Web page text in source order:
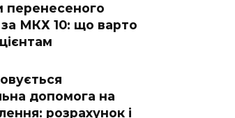
перенесеного
за МКХ 10: що варто
допомога на
розрахунок і